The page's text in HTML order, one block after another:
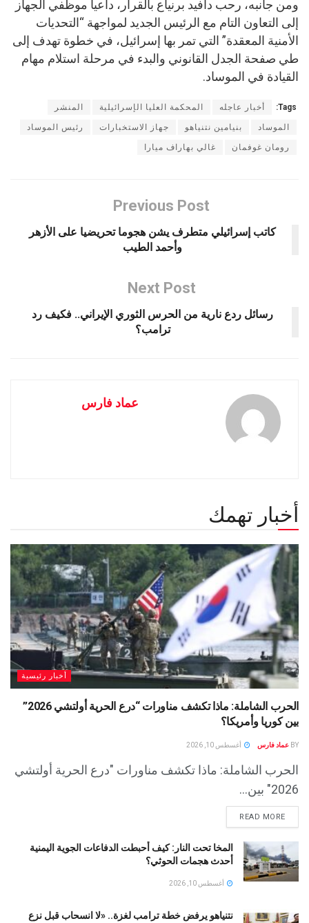
ومن جانبه، رحب دافيد برنياع بالقرار، داعيا موظفي الجهاز
إلى التعاون التام مع الرئيس الجديد لمواجهة “التحديات
الأمنية المعقدة” التي تمر بها إسرائيل، في خطوة تهدف إلى
طي صفحة الجدل القانوني والبدء في مرحلة استلام مهام
القيادة في الموساد.
Tags: أخبار عاجله المحكمة العليا الإسرائيلية المنشر
الموساد بنيامين نتنياهو جهاز الاستخبارات رئيس الموساد
رومان غوفمان غالي بهاراف ميارا
Previous Post
كاتب إسرائيلي متطرف يشن هجوما تحريضيا على الأزهر
وأحمد الطيب
Next Post
رسائل ردع نارية من الحرس الثوري الإيراني.. فكيف رد
ترامب؟
عماد فارس
أخبار تهمك
أخبار رئيسية
الحرب الشاملة: ماذا تكشف مناورات “درع الحرية أولتشي 2026”
بين كوريا وأمريكا؟
BY عماد فارس أغسطس 10, 2026
الحرب الشاملة: ماذا تكشف مناورات "درع الحرية أولتشي
2026" بين...
READ MORE
المخا تحت النار: كيف أحبطت الدفاعات الجوية اليمنية
أحدث هجمات الحوثي؟
أغسطس 10, 2026
نتنياهو يرفض خطة ترامب لغزة.. «لا انسحاب قبل نزع